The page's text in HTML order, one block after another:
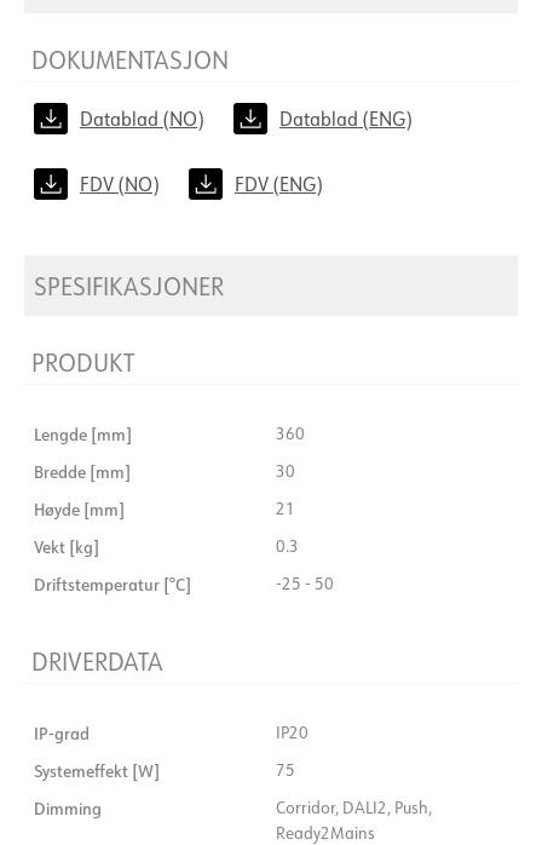
DOKUMENTASJON
Datablad (NO) Datablad (ENG)
FDV (NO) FDV (ENG)
SPESIFIKASJONER
PRODUKT
Lengde [mm] 360
Bredde [mm] 30
Høyde [mm] 21
Vekt [kg] 0.3
Driftstemperatur [°C] -25 - 50
DRIVERDATA
IP-grad IP20
Systemeffekt [W] 75
Dimming
Corridor, DALI2, Push,
Ready2Mains